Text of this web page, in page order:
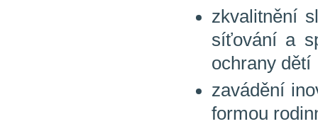
zkvalitnění
síťování a
ochrany dětí
zavádění
formou